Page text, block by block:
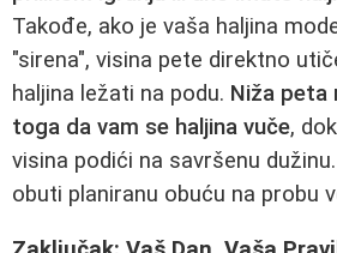
Takođe, ako je vaša haljina
"sirena", visina pete direktno
haljina ležati na podu. Niža peta
toga da vam se haljina vuče,
visina podići na savršenu
obuti planiranu obuću na probu